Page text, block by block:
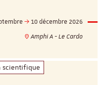
10 décembre 2026
Amphi A - Le Cardo
scientifique